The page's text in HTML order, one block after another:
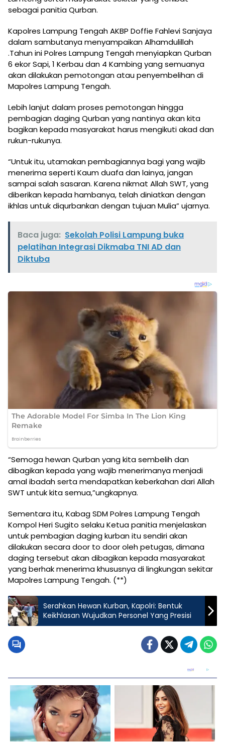
sebagai panitia Qurban.
Kapolres Lampung Tengah AKBP Doffie Fahlevi Sanjaya
dalam sambutanya menyampaikan Alhamdulillah
.Tahun ini Polres Lampung Tengah menyiapkan Qurban
6 ekor Sapi, 1 Kerbau dan 4 Kambing yang semuanya
akan dilakukan pemotongan atau penyembelihan di
Mapolres Lampung Tengah.
Lebih lanjut dalam proses pemotongan hingga
pembagian daging Qurban yang nantinya akan kita
bagikan kepada masyarakat harus mengikuti akad dan
rukun-rukunya.
“Untuk itu, utamakan pembagiannya bagi yang wajib
menerima seperti Kaum duafa dan lainya, jangan
sampai salah sasaran. Karena nikmat Allah SWT, yang
diberikan kepada hambanya, telah diniatkan dengan
ikhlas untuk diqurbankan dengan tujuan Mulia” ujarnya.
Baca juga: Sekolah Polisi Lampung buka
pelatihan Integrasi Dikmaba TNI AD dan
Diktuba
“Semoga hewan Qurban yang kita sembelih dan
dibagikan kepada yang wajib menerimanya menjadi
amal ibadah serta mendapatkan keberkahan dari Allah
SWT untuk kita semua,”ungkapnya.
Sementara itu, Kabag SDM Polres Lampung Tengah
Kompol Heri Sugito selaku Ketua panitia menjelaskan
untuk pembagian daging kurban itu sendiri akan
dilakukan secara door to door oleh petugas, dimana
daging tersebut akan dibagikan kepada masyarakat
yang berhak menerima khususnya di lingkungan sekitar
Mapolres Lampung Tengah. (**)
Serahkan Hewan Kurban, Kapolri: Bentuk
Keikhlasan Wujudkan Personel Yang Presisi